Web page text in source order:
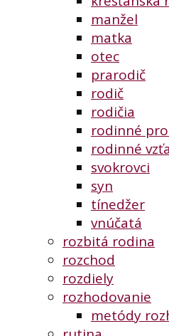
manžel
matka
otec
prarodič
rodič
rodičia
rodinné
rodinné
svokrovci
syn
tínedžer
vnúčatá
rozbitá rodina
rozchod
rozdiely
rozhodovanie
metódy